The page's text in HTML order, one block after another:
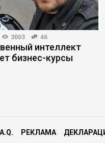
3003 46
интеллект
бизнес-курсы
РЕКЛАМА